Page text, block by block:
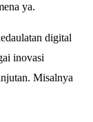
ya.
digital
inovasi
Misalnya